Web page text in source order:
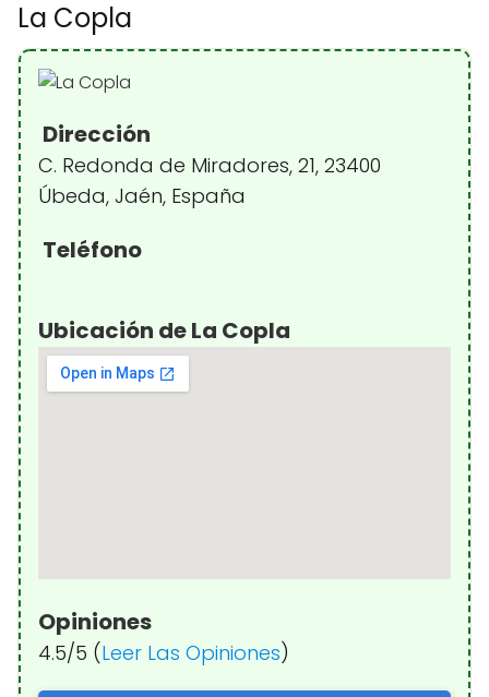
La Copla
Dirección
C. Redonda de Miradores, 21, 23400
Úbeda, Jaén, España
Teléfono
Ubicación de La Copla
Opiniones
4.5/5 (Leer Las Opiniones)